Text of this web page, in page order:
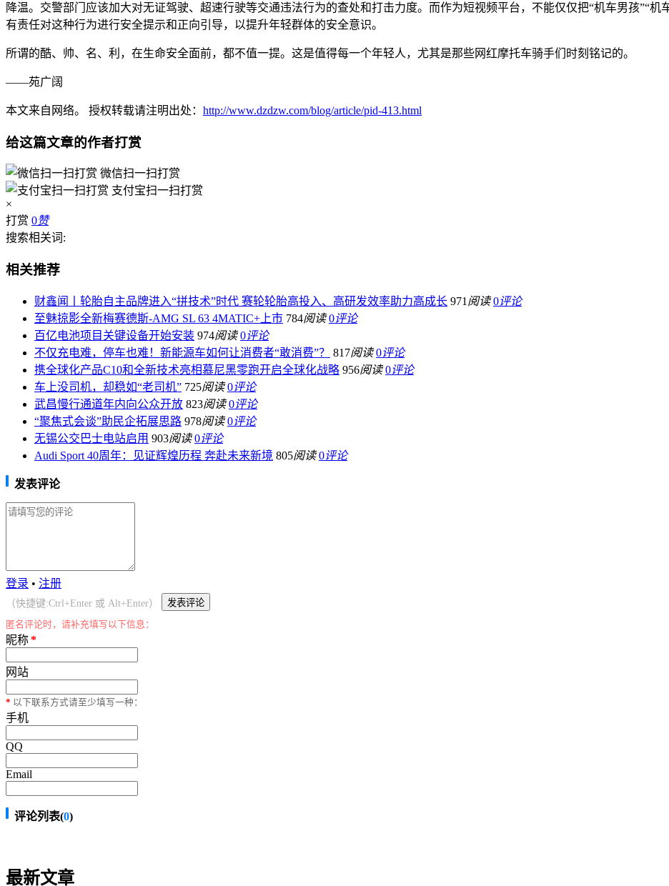
降温。交警部门应该加大对无证驾驶、超速行驶等交通违法行为的查处和打击力度。而作为短视频平台，不能仅仅把“机车男孩”“机
有责任对这种行为进行安全提示和正向引导，以提升年轻群体的安全意识。
所谓的酷、帅、名、利，在生命安全面前，都不值一提。这是值得每一个年轻人，尤其是那些网红摩托车骑手们时刻铭记的。
——苑广阔
本文来自网络。 授权转载请注明出处： http://www.dzdzw.com/blog/article/pid-413.html
给这篇文章的作者打赏
微信扫一扫打赏
支付宝扫一扫打赏
×
打赏 0赞
搜索相关词:
相关推荐
财鑫闻丨轮胎自主品牌进入“拼技术”时代 赛轮轮胎高投入、高研发效率助力高成长 971 阅读 0评论
至魅掠影全新梅赛德斯-AMG SL 63 4MATIC+上市 784阅读 0评论
百亿电池项目关键设备开始安装 974阅读 0评论
不仅充电难，停车也难！新能源车如何让消费者“敢消费”？
817阅读 0评论
携全球化产品C10和全新技术亮相慕尼黑零跑开启全球化战略 956阅读 0评论
车上没司机，却稳如“老司机” 725阅读 0评论
武昌慢行通道年内向公众开放 823阅读 0评论
“聚焦式会谈”助民企拓展思路 978阅读 0评论
无锡公交巴士电站启用 903阅读 0评论
Audi Sport 40周年：见证辉煌历程 奔赴未来新境 805阅读 0评论
发表评论
登录 • 注册
（快捷键:Ctrl+Enter 或 Alt+Enter）
匿名评论时，请补充填写以下信息：
昵称*
网站
* 以下联系方式请至少填写一种：
手机
QQ
Email
评论列表(0)
最新文章